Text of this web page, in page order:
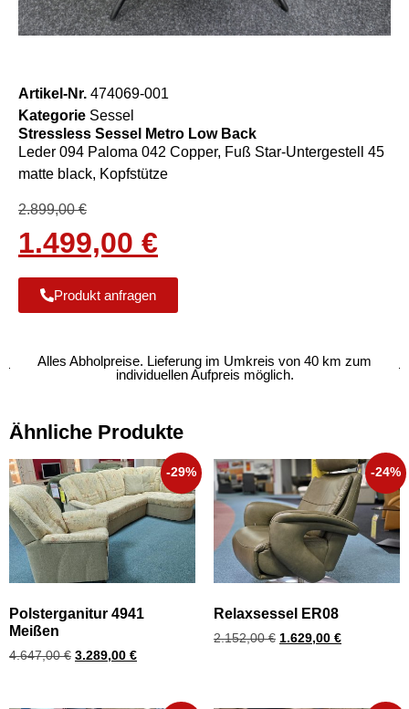
Artikel-Nr. 474069-001
Kategorie Sessel
Stressless Sessel Metro Low Back
Leder 094 Paloma 042 Copper, Fuß Star-Untergestell 45
matte black, Kopfstütze
2.899,00€
1.499,00 €
Produkt anfragen
Alles Abholpreise. Lieferung im Umkreis von 40 km zum
individuellen Aufpreis möglich.
Ähnliche Produkte
-29%
Polsterganitur 4941
Meißen
4.647,00€ 3.289,00 €
-24%
Relaxsessel ER08
2.152,00€ 1.629,00 €